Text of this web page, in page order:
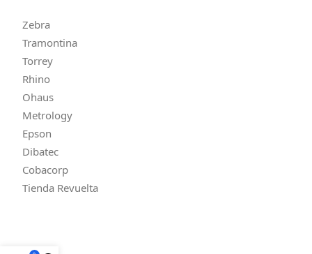
Zebra
Tramontina
Torrey
Rhino
Ohaus
Metrology
Epson
Dibatec
Cobacorp
Tienda Revuelta